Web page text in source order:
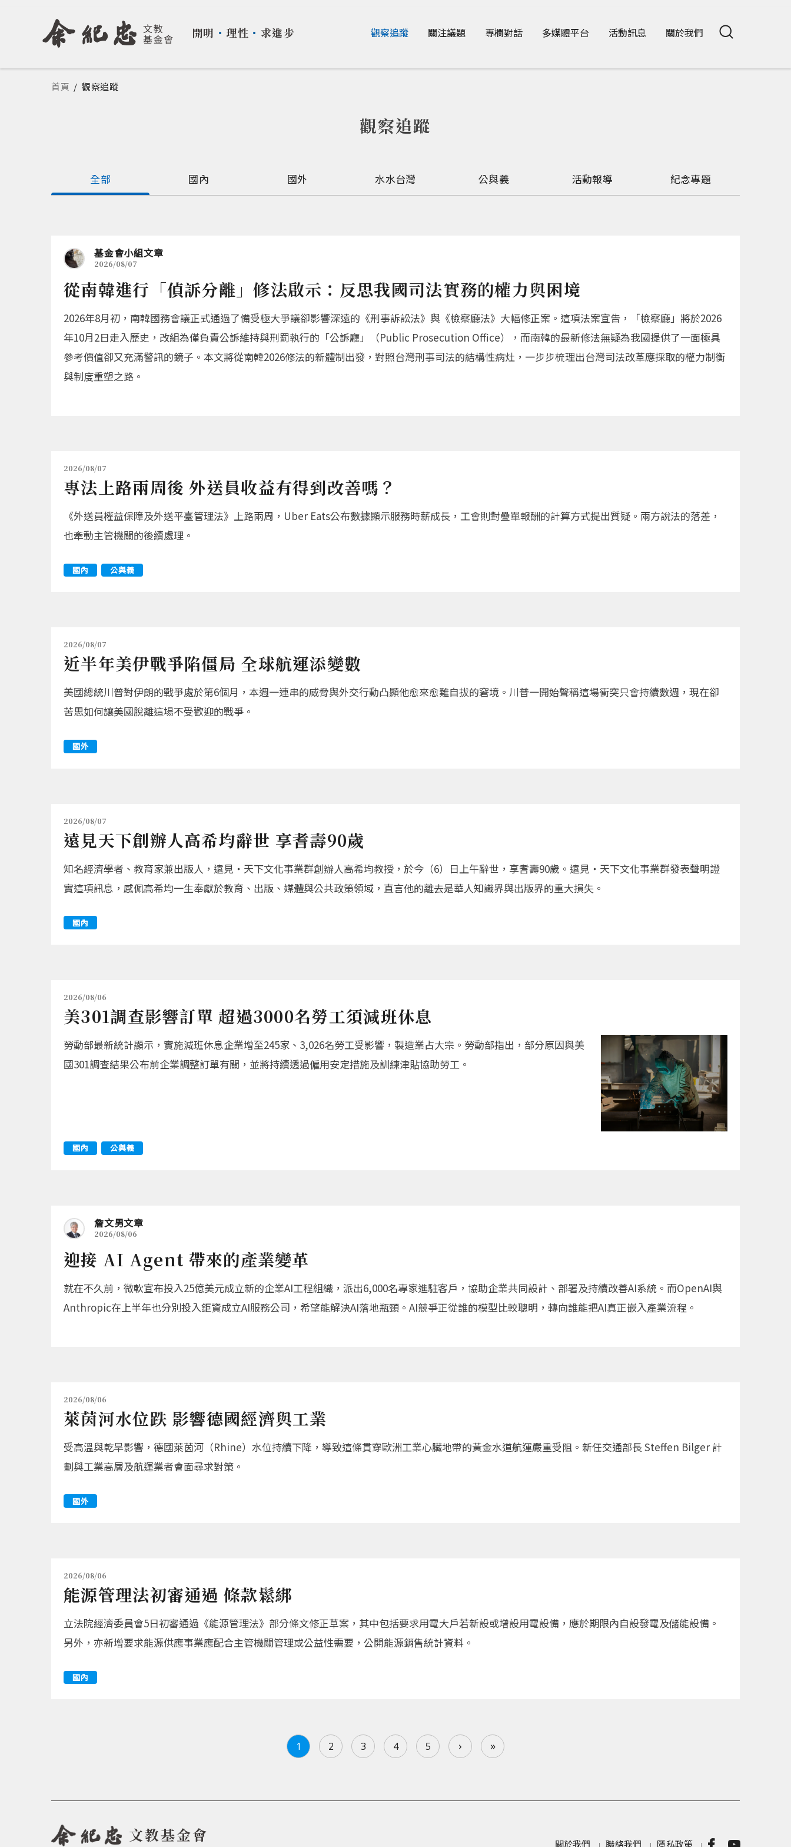
開明 ・ 理性 ・ 求進步 觀察追蹤 關注議題 專欄對話 多媒體平台 活動訊息 關於我們
您在這裡
首頁 / 觀察追蹤
觀察追蹤
全部 國內 國外 水水台灣 公與義 活動報導 紀念專題
基金會小組文章
2026/08/07
從南韓進行「偵訴分離」修法啟示：反思我國司法實務的權力與困境
2026年8月初，南韓國務會議正式通過了備受極大爭議卻影響深遠的《刑事訴訟法》與《檢察廳法》大幅修正案。這項法案宣告，「檢察廳」將於2026
年10月2日走入歷史，改組為僅負責公訴維持與刑罰執行的「公訴廳」（Public Prosecution Office），而南韓的最新修法無疑為我國提供了一面極具
參考價值卻又充滿警訊的鏡子。本文將從南韓2026修法的新體制出發，對照台灣刑事司法的結構性病灶，一步步梳理出台灣司法改革應採取的權力制衡
與制度重塑之路。
2026/08/07
專法上路兩周後 外送員收益有得到改善嗎？
《外送員權益保障及外送平臺管理法》上路兩周，Uber Eats公布數據顯示服務時薪成長，工會則對疊單報酬的計算方式提出質疑。兩方說法的落差，
也牽動主管機關的後續處理。
國內 公與義
2026/08/07
近半年美伊戰爭陷僵局 全球航運添變數
美國總統川普對伊朗的戰爭處於第6個月，本週一連串的威脅與外交行動凸顯他愈來愈難自拔的窘境。川普一開始聲稱這場衝突只會持續數週，現在卻
苦思如何讓美國脫離這場不受歡迎的戰爭。
國外
2026/08/07
遠見天下創辦人高希均辭世 享耆壽90歲
知名經濟學者、教育家兼出版人，遠見‧天下文化事業群創辦人高希均教授，於今（6）日上午辭世，享耆壽90歲。遠見‧天下文化事業群發表聲明證
實這項訊息，感佩高希均一生奉獻於教育、出版、媒體與公共政策領域，直言他的離去是華人知識界與出版界的重大損失。
國內
2026/08/06
美301調查影響訂單 超過3000名勞工須減班休息
勞動部最新統計顯示，實施減班休息企業增至245家、3,026名勞工受影響，製造業占大宗。勞動部指出，部分原因與美
國301調查結果公布前企業調整訂單有關，並將持續透過僱用安定措施及訓練津貼協助勞工。
國內 公與義
詹文男文章
2026/08/06
迎接 AI Agent 帶來的產業變革
就在不久前，微軟宣布投入25億美元成立新的企業AI工程組織，派出6,000名專家進駐客戶，協助企業共同設計、部署及持續改善AI系統。而OpenAI與
Anthropic在上半年也分別投入鉅資成立AI服務公司，希望能解決AI落地瓶頸。AI競爭正從誰的模型比較聰明，轉向誰能把AI真正嵌入產業流程。
2026/08/06
萊茵河水位跌 影響德國經濟與工業
受高溫與乾旱影響，德國萊茵河（Rhine）水位持續下降，導致這條貫穿歐洲工業心臟地帶的黃金水道航運嚴重受阻。新任交通部長 Steffen Bilger 計
劃與工業高層及航運業者會面尋求對策。
國外
2026/08/06
能源管理法初審通過 條款鬆綁
立法院經濟委員會5日初審通過《能源管理法》部分條文修正草案，其中包括要求用電大戶若新設或增設用電設備，應於期限內自設發電及儲能設備。
另外，亦新增要求能源供應事業應配合主管機關管理或公益性需要，公開能源銷售統計資料。
國內
1 2 3 4 5 › »
文教基金會 關於我們 聯絡我們 隱私政策